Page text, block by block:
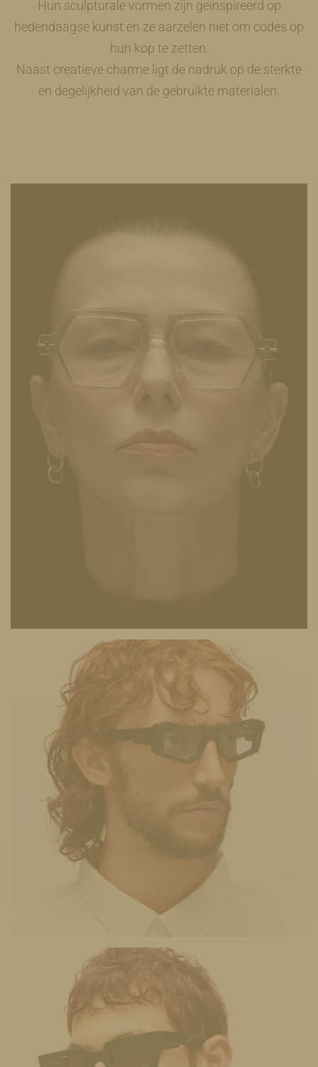
Hun sculpturale vormen zijn geïnspireerd op
hedendaagse kunst en ze aarzelen niet om codes op
hun kop te zetten.
Naast creatieve charme ligt de nadruk op de sterkte
en degelijkheid van de gebruikte materialen.